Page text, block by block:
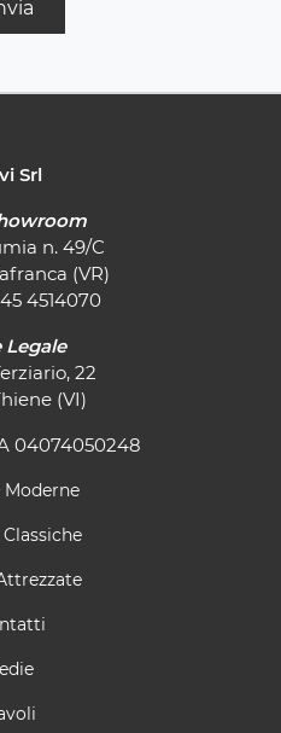
Srl
n. 49/C
(VR)
4514070
Legale
22
(VI)
04074050248
Moderne